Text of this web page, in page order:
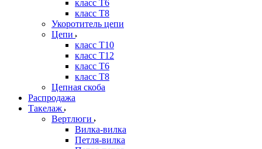
класс Т6
класс Т8
Укоротитель цепи
Цепи
класс Т10
класс Т12
класс Т6
класс Т8
Цепная скоба
Распродажа
Такелаж
Вертлюги
Вилка-вилка
Петля-вилка